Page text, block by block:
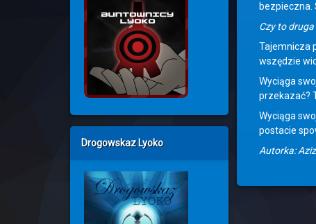
bezpieczna.
Czy to
Tajemnicza
wszędzie
Wyciąga
przekazać?
Wyciąga
postacie
Autorka:
Drogowskaz Lyoko